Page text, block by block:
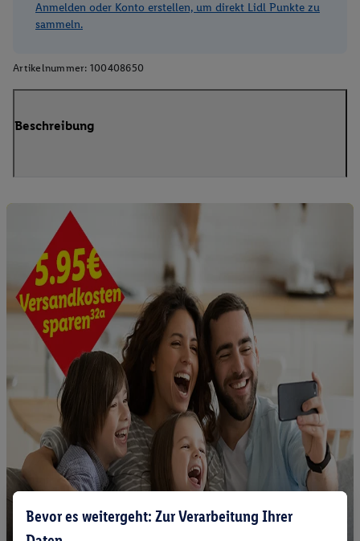
Anmelden oder Konto erstellen, um direkt Lidl Punkte zu
sammeln.
Artikelnummer: 100408650
Beschreibung
Bevor es weitergeht: Zur Verarbeitung Ihrer